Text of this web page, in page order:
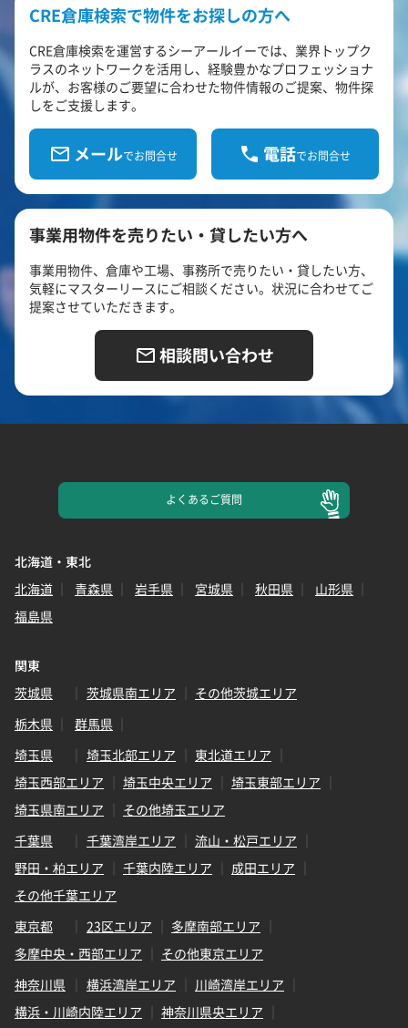
CRE倉庫検索で物件をお探しの方へ
CRE倉庫検索を運営するシーアールイーでは、業界トップク
ラスのネットワークを活用し、経験豊かなプロフェッショナ
ルが、お客様のご要望に合わせた物件情報のご提案、物件探
しをご支援します。
メールでお問合せ 電話でお問合せ
事業用物件を売りたい・貸したい方へ
事業用物件、倉庫や工場、事務所で売りたい・貸したい方、
気軽にマスターリースにご相談ください。状況に合わせてご
提案させていただきます。
相談問い合わせ
よくあるご質問
北海道・東北
北海道
青森県 岩手県 宮城県 秋田県
山形県
福島県
関東
茨城県
茨城県南エリア
その他茨城エリア
栃木県
群馬県
埼玉県
埼玉北部エリア
東北道エリア
埼玉西部エリア
埼玉中央エリア
埼玉東部エリア
埼玉県南エリア
その他埼玉エリア
千葉県
千葉湾岸エリア
流山・松戸エリア
野田・柏エリア
千葉内陸エリア
成田エリア
その他千葉エリア
東京都
23区エリア
多摩南部エリア
多摩中央・西部エリア
その他東京エリア
神奈川県
横浜湾岸エリア
川崎湾岸エリア
横浜・川崎内陸エリア
神奈川県央エリア